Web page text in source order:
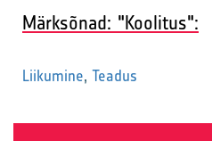
Märksõnad: "Koolitus":
Liikumine, Teadus